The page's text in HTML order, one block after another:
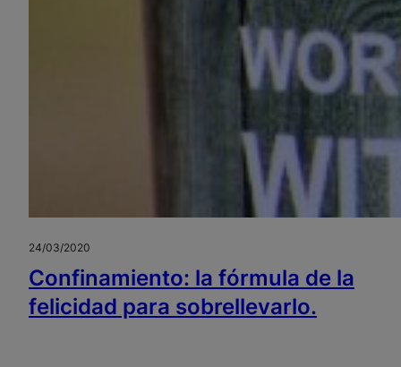
24/03/2020
Confinamiento: la fórmula de la
felicidad para sobrellevarlo.